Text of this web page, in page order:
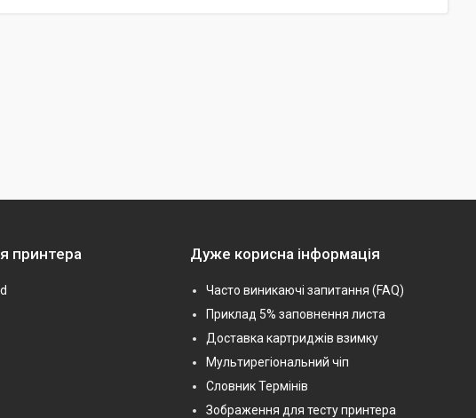
принтера Дуже корисна інформація
Часто виникаючі запитання (FAQ)
Приклад 5% заповнення листа
Доставка картриджів взимку
Мультирегіональний чіп
Словник Термінів
Зображення для тесту принтера